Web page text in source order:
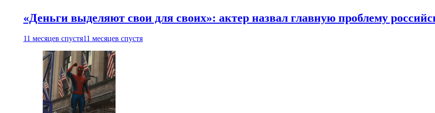
«Деньги выделяют свои для своих»: актер назвал главную проблему
11 месяцев спустя11 месяцев спустя